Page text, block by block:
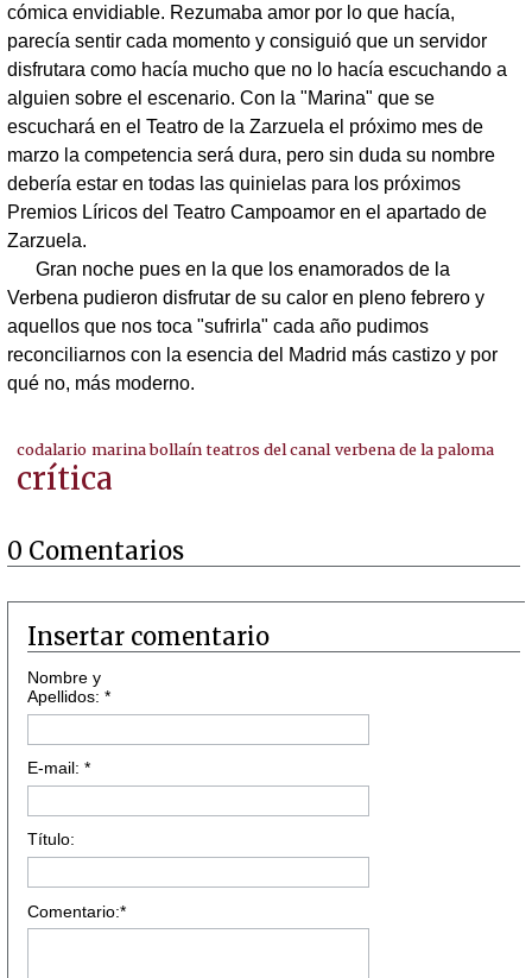
cómica envidiable. Rezumaba amor por lo que hacía,
parecía sentir cada momento y consiguió que un servidor
disfrutara como hacía mucho que no lo hacía escuchando a
alguien sobre el escenario. Con la "Marina" que se
escuchará en el Teatro de la Zarzuela el próximo mes de
marzo la competencia será dura, pero sin duda su nombre
debería estar en todas las quinielas para los próximos
Premios Líricos del Teatro Campoamor en el apartado de
Zarzuela.
Gran noche pues en la que los enamorados de la
Verbena pudieron disfrutar de su calor en pleno febrero y
aquellos que nos toca "sufrirla" cada año pudimos
reconciliarnos con la esencia del Madrid más castizo y por
qué no, más moderno.
codalario marina bollaín teatros del canal verbena de la paloma
crítica
0 Comentarios
Insertar comentario
Nombre y
Apellidos: *
E-mail: *
Título:
Comentario:*